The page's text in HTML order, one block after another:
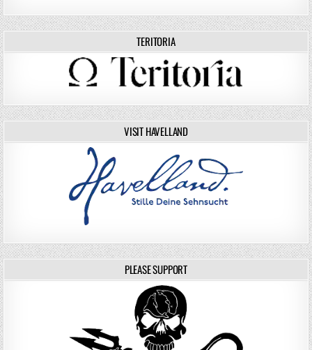
TERITORIA
VISIT HAVELLAND
PLEASE SUPPORT